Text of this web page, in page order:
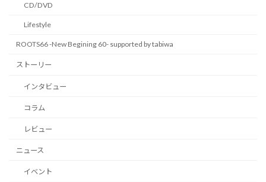
CD/DVD
Lifestyle
ROOTS66 -New Begining 60- supported by tabiwa
ストーリー
インタビュー
コラム
レビュー
ニュース
イベント